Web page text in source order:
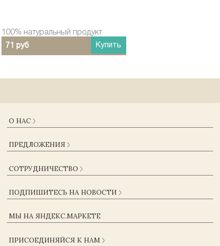
100% натуральный продукт
71 руб
Купить
О НАС
ДОСТАВКА И ОПЛАТА
ЖУРНАЛ
КОНТАКТЫ
ПОЛЬЗОВАТЕЛЬСКОЕ СОГЛАШЕНИЕ
ОФЕРТА
ПРЕДЛОЖЕНИЯ
СОТРУДНИЧЕСТВО
ПОСТАВЩИКАМ
ВАКАНСИИ
ПОДПИШИТЕСЬ НА НОВОСТИ
МЫ НА ЯНДЕКС.МАРКЕТЕ
ПРИСОЕДИНЯЙСЯ К НАМ